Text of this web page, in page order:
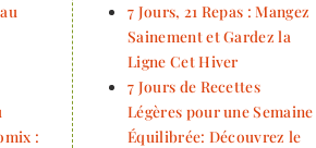
:
7 Jours, 21 Repas : Mangez
Sainement et Gardez la
Ligne Cet Hiver
7 Jours de Recettes
Légères pour une Semaine
Équilibrée: Découvrez le